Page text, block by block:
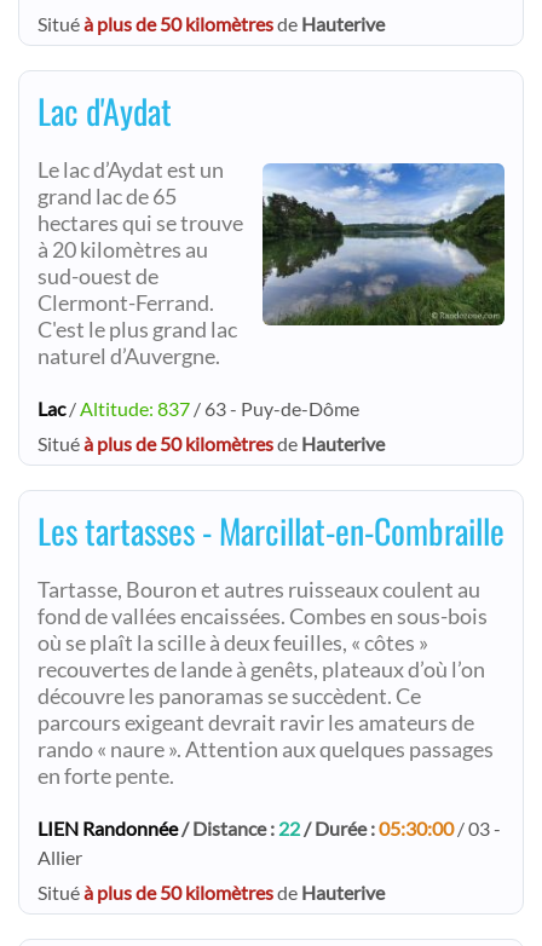
Situéà plus de 50 kilomètresde Hauterive
Lac d'Aydat
Le lac d’Aydat est un
grand lac de 65
hectares qui se trouve
à 20 kilomètres au
sud-ouest de
Clermont-Ferrand.
C'est le plus grand lac
naturel d’Auvergne.
Lac/Altitude: 837 / 63 - Puy-de-Dôme
Situéà plus de 50 kilomètresde Hauterive
Les tartasses - Marcillat-en-Combraille
Tartasse, Bouron et autres ruisseaux coulent au
fond de vallées encaissées. Combes en sous-bois
où se plaît la scille à deux feuilles, « côtes »
recouvertes de lande à genêts, plateaux d’où l’on
découvre les panoramas se succèdent. Ce
parcours exigeant devrait ravir les amateurs de
rando « naure ». Attention aux quelques passages
en forte pente.
LIEN Randonnée/ Distance : 22/ Durée :05:30:00/ 03 -
Allier
Situéà plus de 50 kilomètresde Hauterive